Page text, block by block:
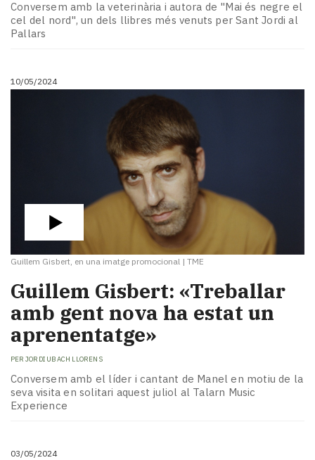
Conversem amb la veterinària i autora de "Mai és negre el
cel del nord", un dels llibres més venuts per Sant Jordi al
Pallars
10/05/2024
Guillem Gisbert, en una imatge promocional | TME
Guillem Gisbert: «Treballar
amb gent nova ha estat un
aprenentatge»
PER JORDI UBACH LLORENS
Conversem amb el líder i cantant de Manel en motiu de la
seva visita en solitari aquest juliol al Talarn Music
Experience
03/05/2024